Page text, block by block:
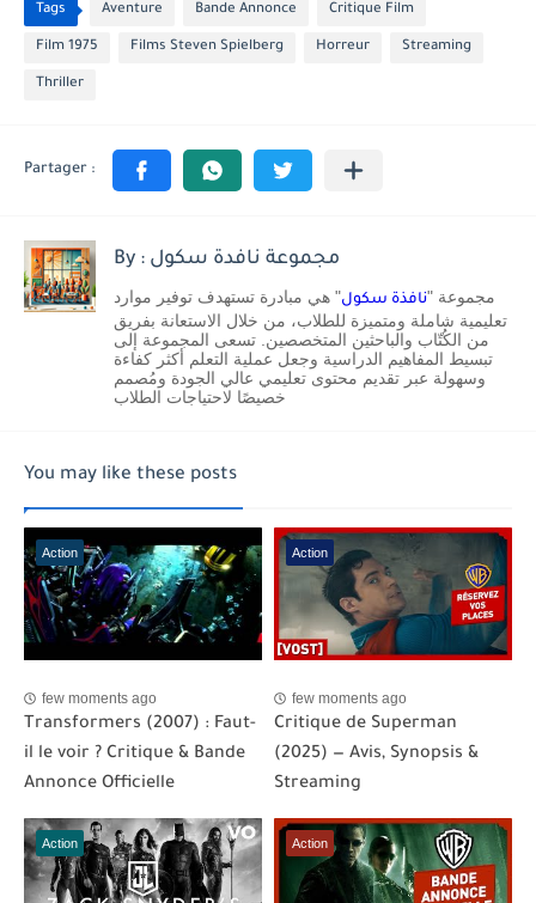
Tags Aventure Bande Annonce Critique Film
Film 1975 Films Steven Spielberg Horreur Streaming
Thriller
By : مجموعة نافدة سكول
مجموعة "نافذة سكول" هي مبادرة تستهدف توفير موارد
تعليمية شاملة ومتميزة للطلاب، من خلال الاستعانة بفريق
من الكُتّاب والباحثين المتخصصين. تسعى المجموعة إلى
تبسيط المفاهيم الدراسية وجعل عملية التعلم أكثر كفاءة
وسهولة عبر تقديم محتوى تعليمي عالي الجودة ومُصمم
خصيصًا لاحتياجات الطلاب
You may like these posts
Action
few moments ago
Transformers (2007) : Faut-
il le voir ? Critique & Bande
Annonce Officielle
Action
few moments ago
Critique de Superman
(2025) — Avis, Synopsis &
Streaming
Action Action